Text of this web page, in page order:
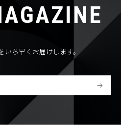
いち早くお届けします。
登
録